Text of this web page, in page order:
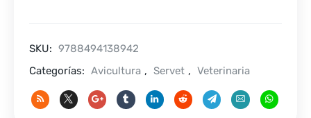
SKU: 9788494138942
Categorías: Avicultura , Servet , Veterinaria